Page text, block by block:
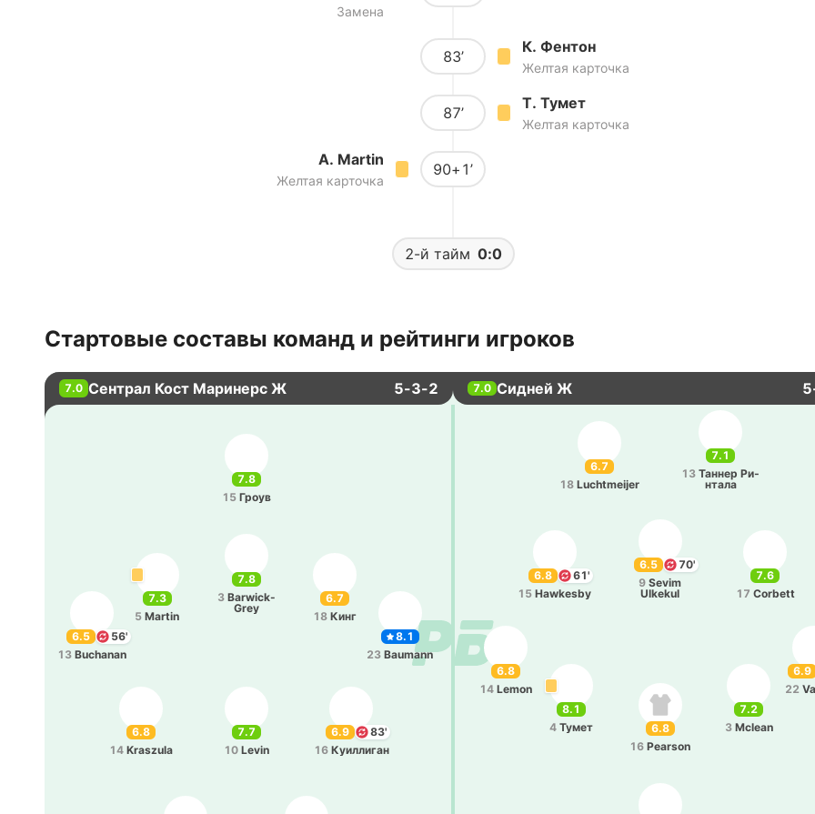
Замена
83’
К. Фентон
Желтая карточка
87’
Т. Тумет
Желтая карточка
A. Martin
Желтая карточка
90+1’
2-й тайм 0:0
Стартовые составы команд и рейтинги игроков
7.0 Сентрал Кост Маринерс Ж 5-3-2 7.0 Сидней Ж
7.8
15 Гроув
6.7
18 Кинг
8.1
23 Baumann
7.3
5 Martin
7.8
3 Barwick-
Grey
6.5
56'
13 Buchanan
7.7
10 Levin
6.9
83'
16 Куи­лли­ган
6.8
14 Kraszula
7.2
3 Mclean
6.8
14 Lemon
8.1
4 Тумет
6.9
22
6.8
16 Pearson
6.8
61'
15 Hawkesby
6.5
70'
9 Sevim
Ulkekul
7.6
17 Corbett
7.1
13 Таннер Ри­
нта­ла
6.7
18 Luchtmeijer